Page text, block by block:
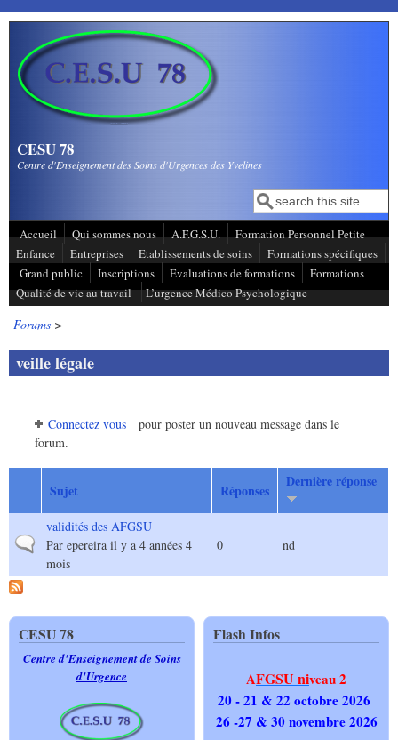
Aller au contenu principal
CESU 78
Centre d'Enseignement des Soins d'Urgences des Yvelines
Formulaire de
recherche
Recherche
Accueil Qui sommes nous A.F.G.S.U.
Formation Personnel Petite
Enfance
Entreprises Etablissements de soins
Formations spécifiques
Grand public
Inscriptions Evaluations de formations
Formations
Qualité de vie au travail
L’urgence Médico Psychologique
Forums >
veille légale
Connectez vous
pour poster un nouveau message dans le
forum.
Sujet Réponses
Dernière réponse
Sujet normal
validités des AFGSU
Par epereira il y a 4 années 4
mois
0 nd
CESU 78
Centre d'Enseignement de Soins
d'Urgence
Flash Infos
AFGSU niveau 2
20 - 21 & 22 octobre 2026
26 -27 & 30 novembre 2026